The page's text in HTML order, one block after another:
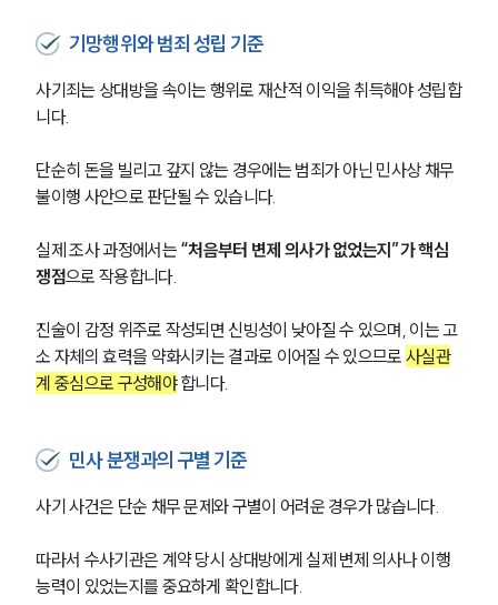
기망행위와 범죄 성립 기준
사기죄는 상대방을 속이는 행위로 재산적 이익을 취득해야 성립합
니다.
단순히 돈을 빌리고 갚지 않는 경우에는 범죄가 아닌 민사상 채무
불이행 사안으로 판단될 수 있습니다.
실제 조사 과정에서는 “처음부터 변제 의사가 없었는지”가 핵심
쟁점으로 작용합니다.
진술이 감정 위주로 작성되면 신빙성이 낮아질 수 있으며, 이는 고
소 자체의 효력을 약화시키는 결과로 이어질 수 있으므로 사실관
계 중심으로 구성해야 합니다.
민사 분쟁과의 구별 기준
사기 사건은 단순 채무 문제와 구별이 어려운 경우가 많습니다.
따라서 수사기관은 계약 당시 상대방에게 실제 변제 의사나 이행
능력이 있었는지를 중요하게 확인합니다.